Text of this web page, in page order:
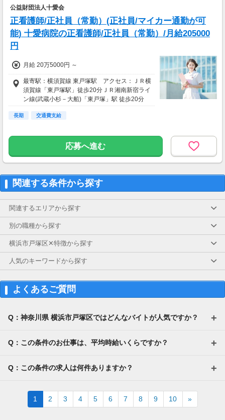
公益財団法人十愛会
正看護師/正社員（常勤）(正社員/マイカー通勤が可
能) 十愛病院の正看護師/正社員（常勤）/月給205000
円
月給 20万5000円 ～
最寄駅：横須賀線 東戸塚駅 アクセス：ＪＲ横
須賀線「東戸塚駅」徒歩20分ＪＲ湘南新宿ライ
ン線(武蔵小杉－大船)「東戸塚」駅 徒歩20分
長期 交通費支給
応募へ進む
関連する条件から探す
関連するエリアから探す
別の職種から探す
横浜市戸塚区✕特徴から探す
人気のキーワードから探す
よくあるご質問
Q：神奈川県 横浜市戸塚区ではどんなバイトが人気ですか？
Q：この条件のお仕事は、平均時給いくらですか？
Q：この条件の求人は何件ありますか？
1 2 3 4 5 6 7 8 9 10 »Next